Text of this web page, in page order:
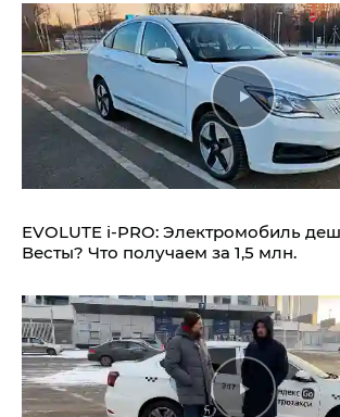
EVOLUTE i‑PRO: Электромобиль
Весты? Что получаем за 1,5 млн.